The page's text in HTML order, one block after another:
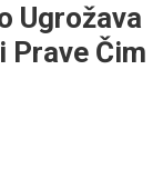
Ugrožava
Prave Čim